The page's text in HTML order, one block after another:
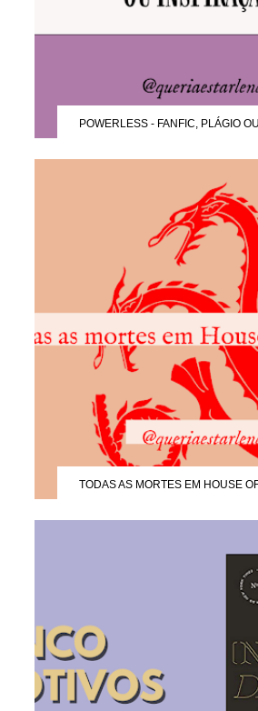
POWERLESS - FANFIC, PLÁGIO
TODAS AS MORTES EM HOUSE